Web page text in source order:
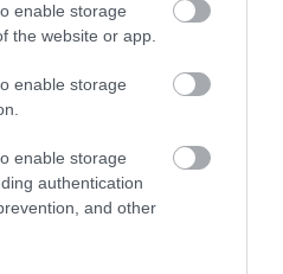
enable storage
the website or app.
enable storage
enable storage
authentication
and other